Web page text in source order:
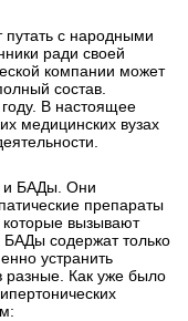
путать с народными
ради своей
компании может
состав.
В настоящее
медицинских вузах
и БАДы. Они
препараты
вызывают
БАДы содержат только
устранить
разные. Как уже было